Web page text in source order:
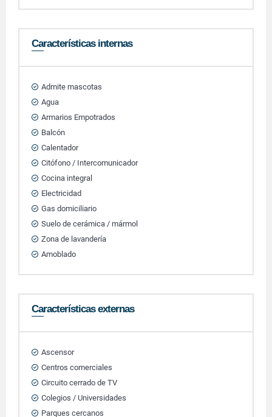
Características internas
Admite mascotas
Agua
Armarios Empotrados
Balcón
Calentador
Citófono / Intercomunicador
Cocina integral
Electricidad
Gas domiciliario
Suelo de cerámica / mármol
Zona de lavandería
Amoblado
Características externas
Ascensor
Centros comerciales
Circuito cerrado de TV
Colegios / Universidades
Parques cercanos